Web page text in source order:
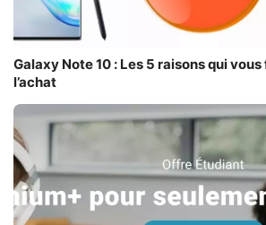
Galaxy Note 10 : Les 5 raisons qui
l’achat